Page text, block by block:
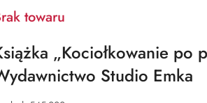
towaru
„Kociołkowanie po
Studio Emka